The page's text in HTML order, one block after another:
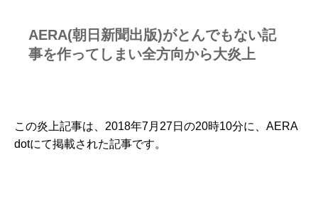
AERA(朝日新聞出版)がとんでもない記
事を作ってしまい全方向から大炎上
この炎上記事は、2018年7月27日の20時10分に、AERA
dotにて掲載された記事です。